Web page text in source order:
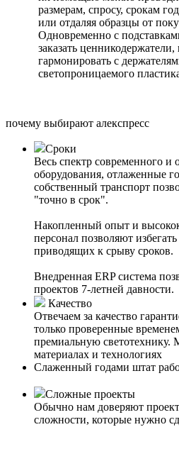
размерам, спросу, срокам
или отдаляя образцы от
Одновременно с
заказать ценникодержатели,
гармонировать с
светопроницаемого
почему выбирают алекспресс
Сроки
Весь спектр современного и
оборудования, отлаженные
собственный транспорт
"точно в срок".
Накопленный опыт и
персонал позволяют
приводящих к срыву сроков.
Внедренная ERP система
проектов 7-летней давности.
Качество
Отвечаем за качество
только проверенные
премиальную
материалах и технологиях
Слаженный годами штат
Сложные проекты
Обычно нам доверяют
сложности, которые нужно